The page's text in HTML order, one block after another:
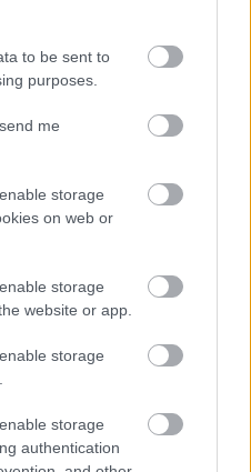
to be sent to
purposes.
me
storage
on web or
storage
website or app.
storage
storage
authentication
az alapszakasz-
rájátszásában Hetényi
de jégre nem lépett,
Kilpelainen
fourba jutott a